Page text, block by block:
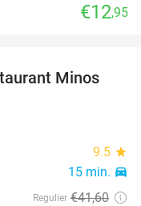
€12,95
30%
Minos
9.5 star
15 min. directions_car
Regulier €41,60